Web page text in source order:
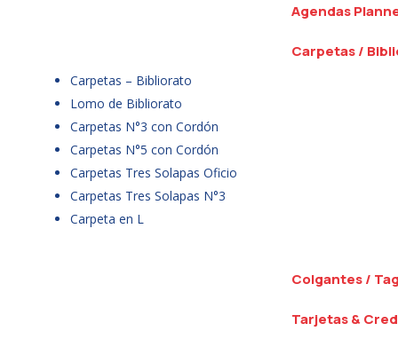
Agendas
Carpetas /
Carpetas – Bibliorato
Lomo de Bibliorato
Carpetas N°3 con Cordón
Carpetas N°5 con Cordón
Carpetas Tres Solapas Oficio
Carpetas Tres Solapas N°3
Carpeta en L
Colgantes /
Tarjetas &